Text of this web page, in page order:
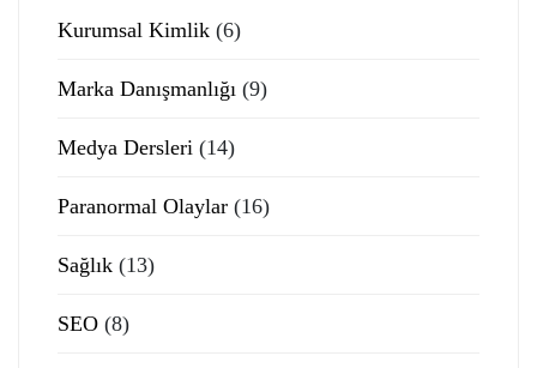
Kurumsal Kimlik (6)
Marka Danışmanlığı (9)
Medya Dersleri (14)
Paranormal Olaylar (16)
Sağlık (13)
SEO (8)